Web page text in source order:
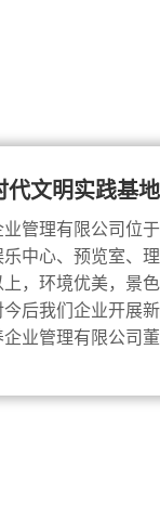
代文明实践基
管理有限公司位
中心、预览室、
，环境优美，景
后我们企业开展
业管理有限公司